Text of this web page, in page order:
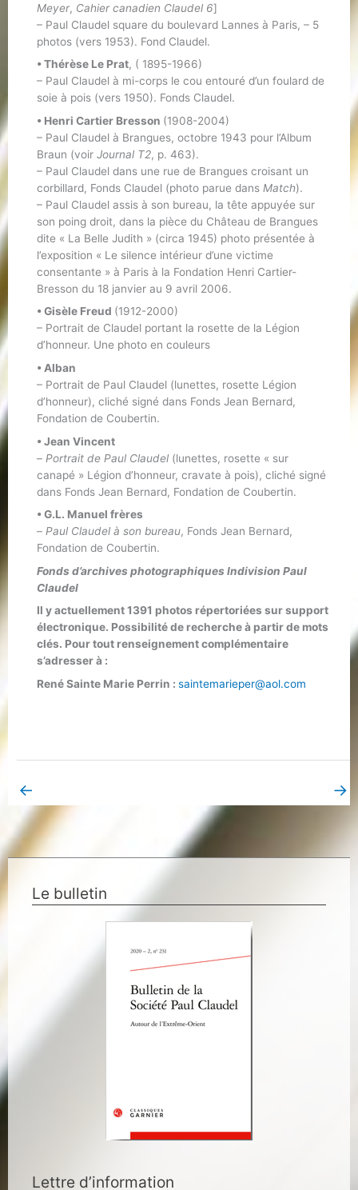
Meyer, Cahier canadien Claudel 6]
– Paul Claudel square du boulevard Lannes à Paris, – 5
photos (vers 1953). Fond Claudel.
• Thérèse Le Prat, ( 1895-1966)
– Paul Claudel à mi-corps le cou entouré d’un foulard de
soie à pois (vers 1950). Fonds Claudel.
• Henri Cartier Bresson (1908-2004)
– Paul Claudel à Brangues, octobre 1943 pour l’Album
Braun (voir Journal T2, p. 463).
– Paul Claudel dans une rue de Brangues croisant un
corbillard, Fonds Claudel (photo parue dans Match).
– Paul Claudel assis à son bureau, la tête appuyée sur
son poing droit, dans la pièce du Château de Brangues
dite « La Belle Judith » (circa 1945) photo présentée à
l’exposition « Le silence intérieur d’une victime
consentante » à Paris à la Fondation Henri Cartier-
Bresson du 18 janvier au 9 avril 2006.
• Gisèle Freud (1912-2000)
– Portrait de Claudel portant la rosette de la Légion
d’honneur. Une photo en couleurs
• Alban
– Portrait de Paul Claudel (lunettes, rosette Légion
d’honneur), cliché signé dans Fonds Jean Bernard,
Fondation de Coubertin.
• Jean Vincent
– Portrait de Paul Claudel (lunettes, rosette « sur
canapé » Légion d’honneur, cravate à pois), cliché signé
dans Fonds Jean Bernard, Fondation de Coubertin.
• G.L. Manuel frères
– Paul Claudel à son bureau, Fonds Jean Bernard,
Fondation de Coubertin.
Fonds d’archives photographiques Indivision Paul
Claudel
Il y actuellement 1391 photos répertoriées sur support
électronique. Possibilité de recherche à partir de mots
clés. Pour tout renseignement complémentaire
s’adresser à :
René Sainte Marie Perrin : saintemarieper@aol.com
← →
Le bulletin
Lettre d’information